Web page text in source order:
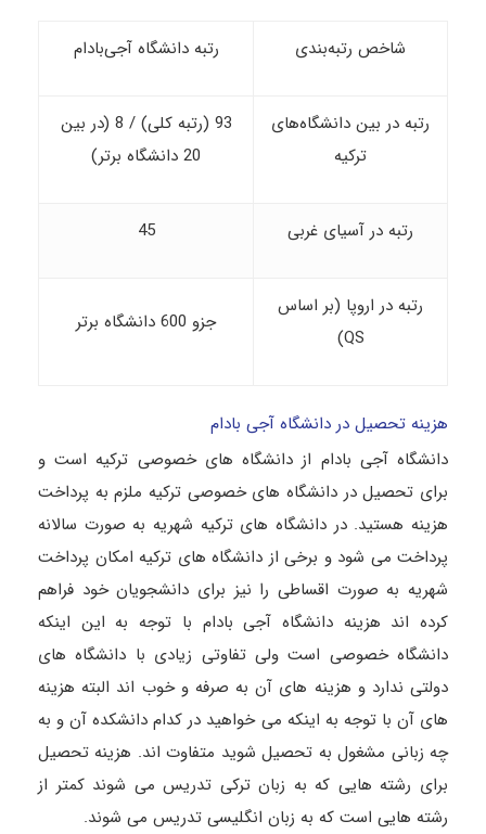
شاخص رتبه‌بندی رتبه دانشگاه آجی‌بادام
رتبه در بین دانشگاه‌های
ترکیه
93 (رتبه کلی) / 8 (در بین
20 دانشگاه برتر)
رتبه در آسیای غربی 45
رتبه در اروپا (بر اساس
QS)
جزو 600 دانشگاه برتر
هزینه تحصیل در دانشگاه آجی بادام
دانشگاه آجی بادام از دانشگاه های خصوصی ترکیه است و
برای تحصیل در دانشگاه های خصوصی ترکیه ملزم به پرداخت
هزینه هستید. در دانشگاه های ترکیه شهریه به صورت سالانه
پرداخت می شود و برخی از دانشگاه های ترکیه امکان پرداخت
شهریه به صورت اقساطی را نیز برای دانشجویان خود فراهم
کرده اند هزینه دانشگاه آجی بادام با توجه به این اینکه
دانشگاه خصوصی است ولی تفاوتی زیادی با دانشگاه های
دولتی ندارد و هزینه های آن به صرفه و خوب اند البته هزینه
های آن با توجه به اینکه می خواهید در کدام دانشکده آن و به
چه زبانی مشغول به تحصیل شوید متفاوت اند. هزینه تحصیل
برای رشته هایی که به زبان ترکی تدریس می شوند کمتر از
رشته هایی است که به زبان انگلیسی تدریس می شوند.